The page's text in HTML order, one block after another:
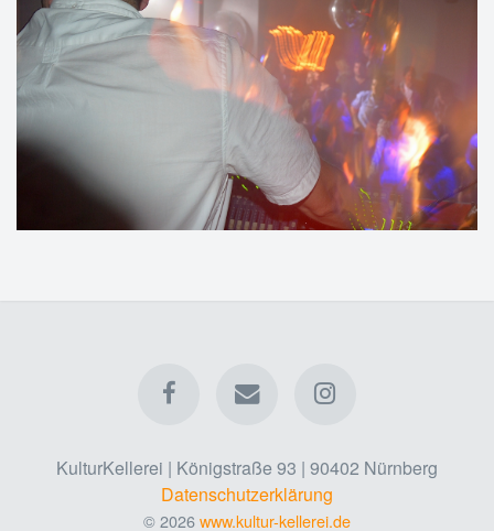
KulturKellerei | Königstraße 93 | 90402 Nürnberg
Datenschutzerklärung
© 2026www.kultur-kellerei.de